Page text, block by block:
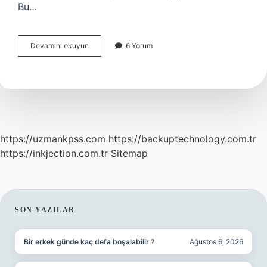
Bu…
Devamını okuyun Maskeleme
Bandı
Sökülür
6 Yorum
https://uzmankpss.com https://backuptechnology.com.tr
https://inkjection.com.tr Sitemap
SIDEBAR
SON YAZILAR
Bir erkek günde kaç defa boşalabilir ? Ağustos 6, 2026